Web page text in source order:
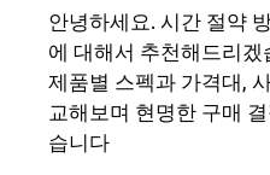
안녕하세요. 시간 절약
에 대해서 추천해드리겠
제품별 스펙과 가격대,
교해보며 현명한 구매
습니다